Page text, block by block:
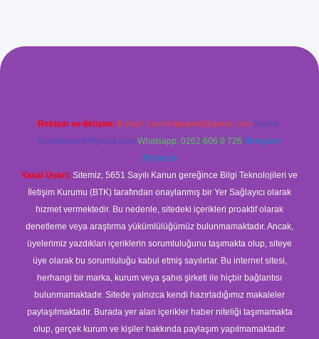
betexper güvenilir mi
Reklam ve İletişim: E-mail: backlinkpaneli@gmail.com Teams:
forumhizmeti@gmail.com Whatsapp: 0262 606 0 726 Telegram:
@karabul
Yasal Uyarı: Sitemiz, 5651 Sayılı Kanun gereğince Bilgi Teknolojileri ve
İletişim Kurumu (BTK) tarafından onaylanmış bir Yer Sağlayıcı olarak
hizmet vermektedir. Bu nedenle, sitedeki içerikleri proaktif olarak
denetleme veya araştırma yükümlülüğümüz bulunmamaktadır. Ancak,
üyelerimiz yazdıkları içeriklerin sorumluluğunu taşımakta olup, siteye
üye olarak bu sorumluluğu kabul etmiş sayılırlar. Bu internet sitesi,
herhangi bir marka, kurum veya şahıs şirketi ile hiçbir bağlantısı
bulunmamaktadır. Sitede yalnızca kendi hazırladığımız makaleler
paylaşılmaktadır. Burada yer alan içerikler haber niteliği taşımamakta
olup, gerçek kurum ve kişiler hakkında paylaşım yapılmamaktadır.